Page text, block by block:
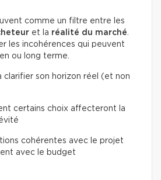
comme un filtre entre les
et la réalité du marché.
les incohérences qui peuvent
ou long terme.
clarifier son horizon réel (et non
certains choix affecteront la
cohérentes avec le projet
avec le budget